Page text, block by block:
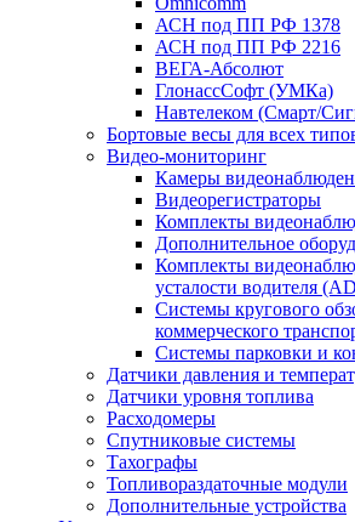
АСН под ПП РФ 1378
АСН под ПП РФ 2216
ВЕГА-Абсолют
ГлонассСофт (УМКа)
Навтелеком (Смарт/
Бортовые весы для всех
Видео-мониторинг
Камеры
Видеорегистраторы
Комплекты
Дополнительное
Комплекты
усталости водителя
Системы кругового
коммерческого
Системы парковки и
Датчики давления и
Датчики уровня топлива
Расходомеры
Спутниковые системы
Тахографы
Топливораздаточные модули
Дополнительные устройства